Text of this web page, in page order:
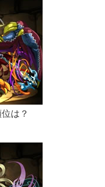
は？